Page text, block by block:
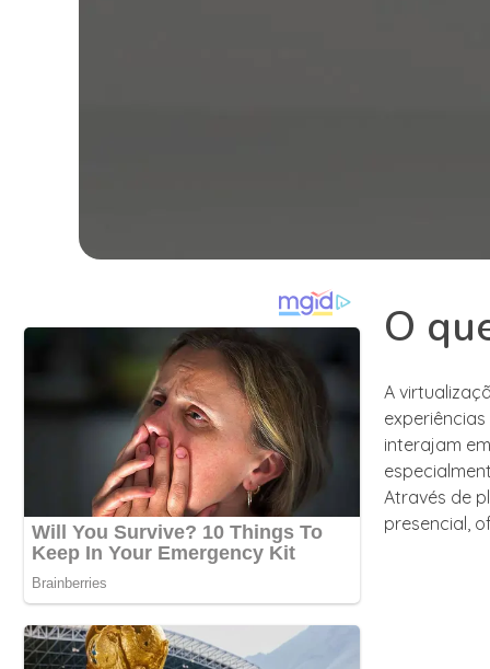
O
A
interajam
Através de
presencial,